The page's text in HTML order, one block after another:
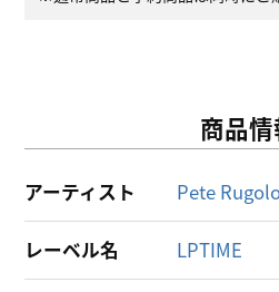
商品
アーティスト Pete
レーベル名 LPTIME